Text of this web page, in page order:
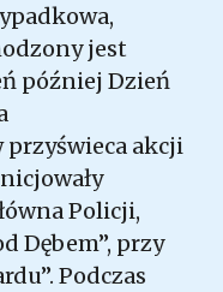
jest
później Dzień
przyświeca akcji
Policji,
Dębem”, przy
Podczas